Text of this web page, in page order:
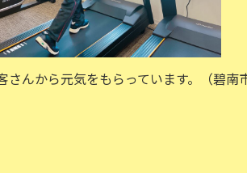
さんから元気をもらっています。（碧南